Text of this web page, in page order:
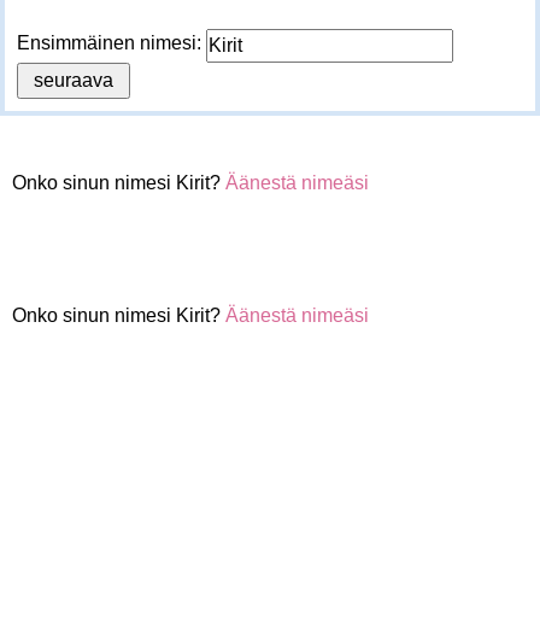
Ensimmäinen nimesi:
Onko sinun nimesi Kirit? Äänestä nimeäsi
Onko sinun nimesi Kirit? Äänestä nimeäsi